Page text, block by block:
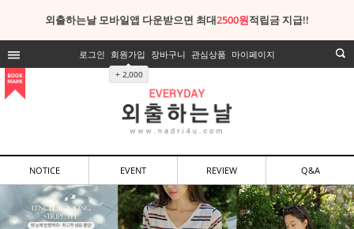
외출하는날 모바일앱 다운받으면 최대2500원적립금 지급!!
로그인 회원가입
+ 2,000
장바구니 관심상품 마이페이지
NOTICE EVENT REVIEW Q&A